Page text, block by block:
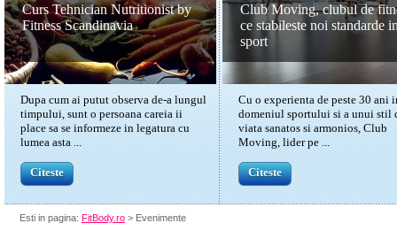
Curs Tehnician Nutritionist by
Fitness Scandinavia
Dupa cum ai putut observa de-a lungul
timpului, sunt o persoana careia ii
place sa se informeze in legatura cu
lumea asta ...
Citeste
Club Moving, clubul de
ce stabileste noi standarde
sport
Cu o experienta de peste 30 ani
domeniul sportului si a unui stil
viata sanatos si armonios, Club
Moving, lider pe ...
Citeste
Esti in pagina: FitBody.ro > Evenimente